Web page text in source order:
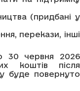
(придбані у
перекази, інші
30 червня 2026
коштів після
буде повернуто